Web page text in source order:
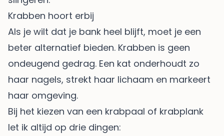
Krabben hoort erbij
Als je wilt dat je bank heel blijft, moet je een
beter alternatief bieden. Krabben is geen
ondeugend gedrag. Een kat onderhoudt zo
haar nagels, strekt haar lichaam en markeert
haar omgeving.
Bij het kiezen van een krabpaal of krabplank
let ik altijd op drie dingen: